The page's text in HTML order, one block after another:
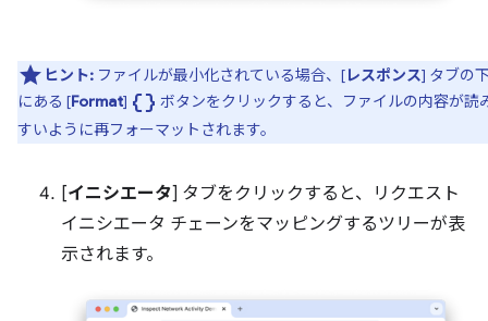
ヒント: ファイルが最小化されている場合、[レスポンス] タブの
にある [Format] data_object ボタンをクリックすると、ファイルの内容が読
すいように再フォーマットされます。
[イニシエータ] タブをクリックすると、リクエスト
イニシエータ チェーンをマッピングするツリーが表
示されます。